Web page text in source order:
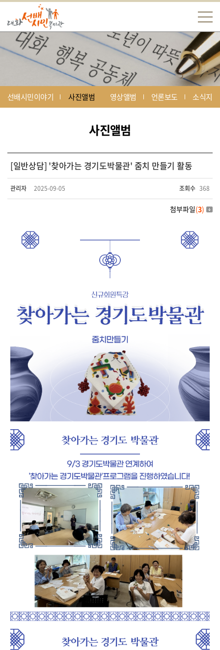
선배시민이야기 사진앨범 영상앨범 언론보도 소식지
사진앨범
[일반상담] '찾아가는 경기도박물관' 줌치 만들기 활동
관리자 2025-09-05 조회수 368
첨부파일(3)